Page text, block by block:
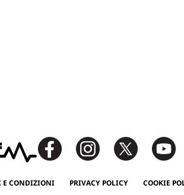
E CONDIZIONI PRIVACY POLICY COOKIE